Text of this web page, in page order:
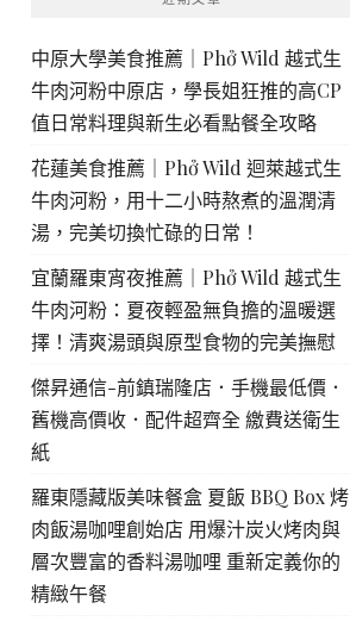
中原大學美食推薦｜Phở Wild 越式生
牛肉河粉中原店，學長姐狂推的高CP
值日常料理與新生必看點餐全攻略
花蓮美食推薦｜Phở Wild 迴萊越式生
牛肉河粉，用十二小時熬煮的溫潤清
湯，完美切換忙碌的日常！
宜蘭羅東宵夜推薦｜Phở Wild 越式生
牛肉河粉：夏夜輕盈無負擔的溫暖選
擇！清爽湯頭與原型食物的完美撫慰
傑昇通信-前鎮瑞隆店．手機最低價．
舊機高價收．配件超齊全 繳費送衛生
紙
羅東隱藏版美味餐盒 夏飯 BBQ Box 烤
肉飯湯咖哩創始店 用爆汁炭火烤肉與
層次豐富的香料湯咖哩 重新定義你的
精緻午餐